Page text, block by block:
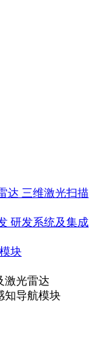
三维激光扫描
研发系统及集成
块